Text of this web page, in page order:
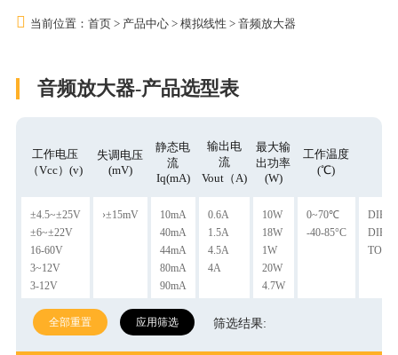
当前位置： 首页> 产品中心> 模拟线性 > 音频放大器
音频放大器-产品选型表
工作电压
（Vcc）(v)
失调电压
(mV)
静态电
流
Iq(mA)
输出电
流
Vout（A)
最大输
出功率
(W)
工作温度
(℃)
±4.5~±25V
±6~±22V
16-60V
3~12V
3-12V
›±15mV
10mA
40mA
44mA
80mA
90mA
0.6A
1.5A
4.5A
4A
10W
18W
1W
20W
4.7W
0~70℃
-40-85°C
DIP-
DIP-8
TO-
全部重置 应用筛选 筛选结果: